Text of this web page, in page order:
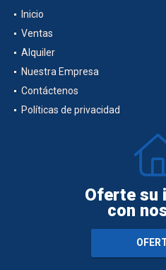
Inicio
Ventas
Alquiler
Nuestra Empresa
Contáctenos
Políticas de privacidad
Oferte su
con